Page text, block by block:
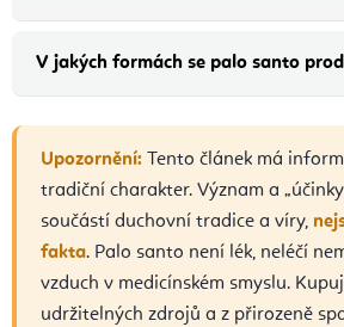
V jakých formách se palo santo
Upozornění: Tento článek má
tradiční charakter. Význam a
součástí duchovní tradice a víry,
fakta. Palo santo není lék, neléčí
vzduch v medicínském smyslu.
udržitelných zdrojů a z přirozeně